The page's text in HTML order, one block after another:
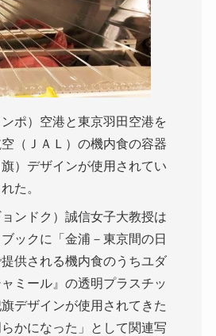
ポ）空港と東京羽田空港を
（ＪＡＬ）の機内食の容器
）デザインが使用されてい
た。
ンドク）誠信女子大教授は
ックに「金浦－東京間の日
供される機内食のうちユダ
ミール』の透明プラスチッ
デザインが使用されてきた
かになった」として関連写